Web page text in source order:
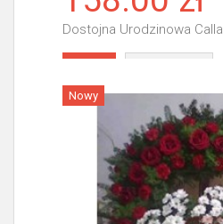
Dostojna Urodzinowa Calla
Nowy